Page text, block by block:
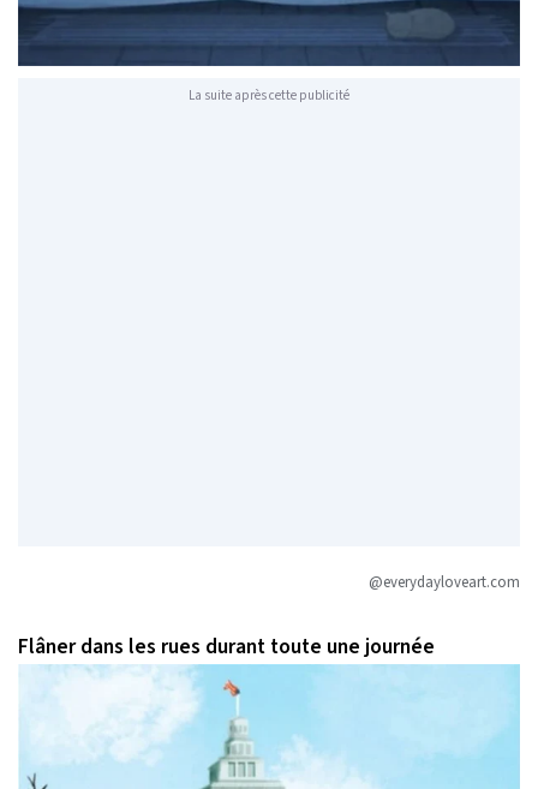
La suite après cette publicité
@everydayloveart.com
Flâner dans les rues durant toute une journée